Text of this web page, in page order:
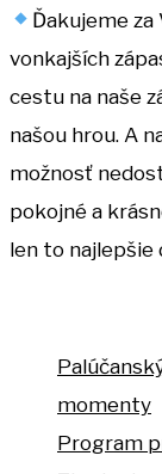
Ďakujeme za
vonkajších
cestu na naše
našou hrou. A
možnosť
pokojné a
len to najlepšie
momenty
Program